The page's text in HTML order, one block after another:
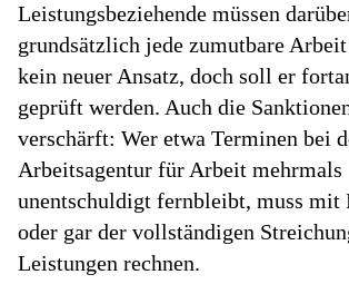
Leistungsbeziehende müssen
grundsätzlich jede zumutbare
kein neuer Ansatz, doch soll er
geprüft werden. Auch die
verschärft: Wer etwa Terminen bei
Arbeitsagentur für Arbeit mehrmals
unentschuldigt fernbleibt, muss mit
oder gar der vollständigen
Leistungen rechnen.